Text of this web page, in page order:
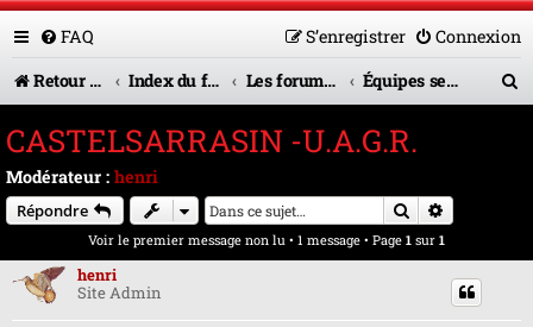
FAQ Connexion
S’enregistrer
Retour vers le site U.A.G.R.
Index du forum Les forums en service Équipes seniors
r
CASTELSARRASIN -U.A.G.R.
Modérateur : henri
Répondre Rechercher
Voir le premier message non lu • 1 message • Page 1 sur 1
henri
Site Admin